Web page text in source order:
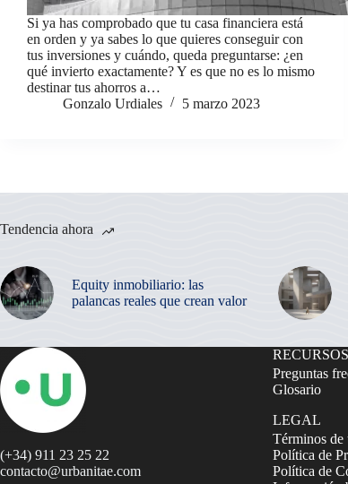
Si ya has comprobado que tu casa financiera está
en orden y ya sabes lo que quieres conseguir con
tus inversiones y cuándo, queda preguntarse: ¿en
qué invierto exactamente? Y es que no es lo mismo
destinar tus ahorros a…
Gonzalo Urdiales
5 marzo 2023
Tendencia ahora
Equity inmobiliario: las
palancas reales que crean valor
(+34) 911 23 25 22
contacto@urbanitae.com
RECURSOS
Preguntas
Glosario
LEGAL
Términos de
Política de
Política de